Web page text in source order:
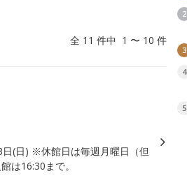
全 11 件中 1 〜 10 件
(日) ※休館日は毎週月曜日（但
は16:30まで。
2
3
4
5